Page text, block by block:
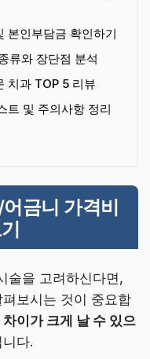
본인부담금 확인하기
류와 장단점 분석
치과 TOP 5 리뷰
트 및 주의사항 정리
금니 가격비
술을 고려하신다면,
보시는 것이 중요합
이가 크게 날 수 있으
다.